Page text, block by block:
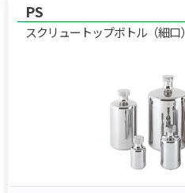
プロセスにおすすめです。
PS
スクリュートップボトル（細口）